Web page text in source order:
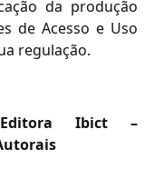
da produção
de Acesso e Uso
regulação.
Ibict –